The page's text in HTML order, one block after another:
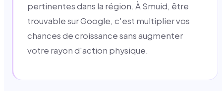
pertinentes dans la région. À Smuid, être
trouvable sur Google, c'est multiplier vos
chances de croissance sans augmenter
votre rayon d'action physique.